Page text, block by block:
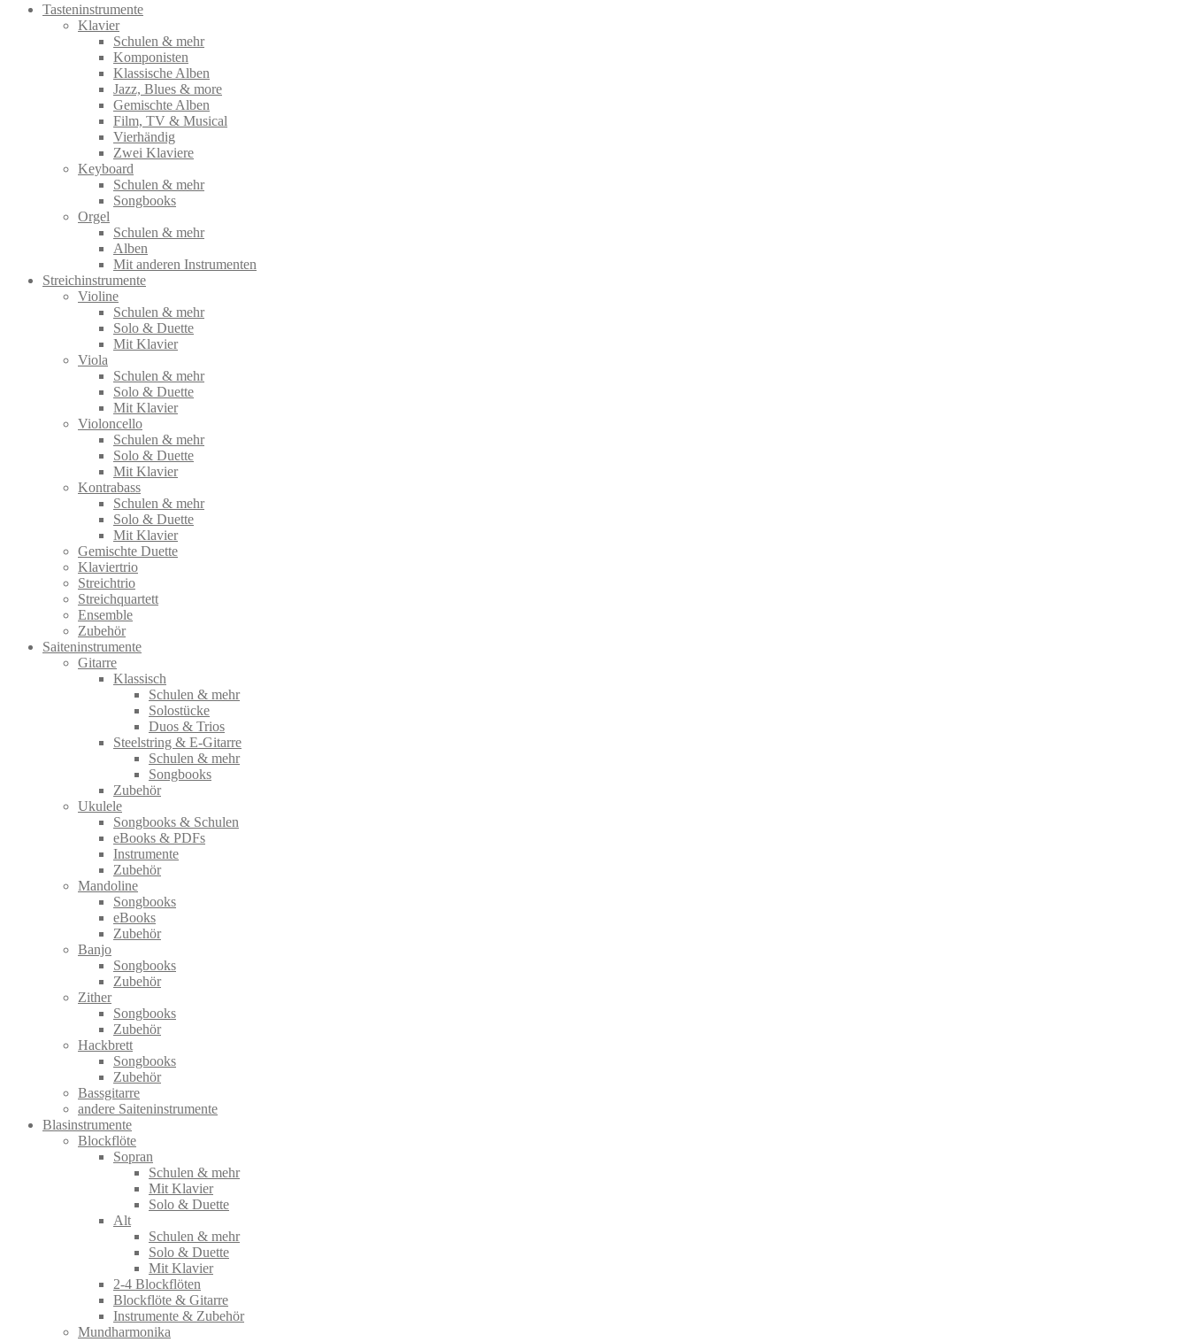
Tasteninstrumente
Klavier
Schulen & mehr
Komponisten
Klassische Alben
Jazz, Blues & more
Gemischte Alben
Film, TV & Musical
Vierhändig
Zwei Klaviere
Keyboard
Schulen & mehr
Songbooks
Orgel
Schulen & mehr
Alben
Mit anderen Instrumenten
Streichinstrumente
Violine
Schulen & mehr
Solo & Duette
Mit Klavier
Viola
Schulen & mehr
Solo & Duette
Mit Klavier
Violoncello
Schulen & mehr
Solo & Duette
Mit Klavier
Kontrabass
Schulen & mehr
Solo & Duette
Mit Klavier
Gemischte Duette
Klaviertrio
Streichtrio
Streichquartett
Ensemble
Zubehör
Saiteninstrumente
Gitarre
Klassisch
Schulen & mehr
Solostücke
Duos & Trios
Steelstring & E-Gitarre
Schulen & mehr
Songbooks
Zubehör
Ukulele
Songbooks & Schulen
eBooks & PDFs
Instrumente
Zubehör
Mandoline
Songbooks
eBooks
Zubehör
Banjo
Songbooks
Zubehör
Zither
Songbooks
Zubehör
Hackbrett
Songbooks
Zubehör
Bassgitarre
andere Saiteninstrumente
Blasinstrumente
Blockflöte
Sopran
Schulen & mehr
Mit Klavier
Solo & Duette
Alt
Schulen & mehr
Solo & Duette
Mit Klavier
2-4 Blockflöten
Blockflöte & Gitarre
Instrumente & Zubehör
Mundharmonika